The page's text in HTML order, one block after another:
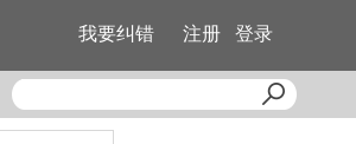
我要纠错 注册 登录